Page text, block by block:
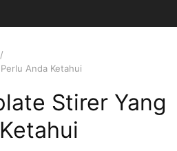
Anda Ketahui
Stirer Yang